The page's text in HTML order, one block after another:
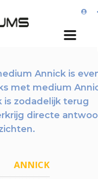
Annick is
met medium
is zodadelijk terug
directe
ANNICK